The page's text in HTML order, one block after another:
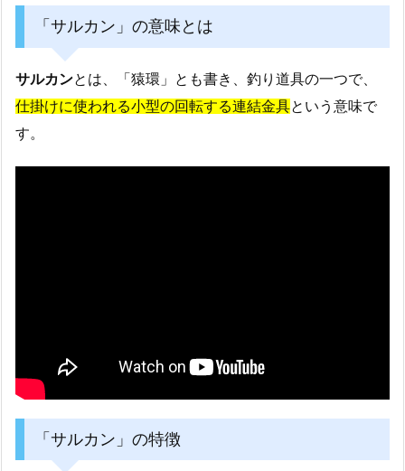
「サルカン」の意味とは
サルカンとは、「猿環」とも書き、釣り道具の一つで、
仕掛けに使われる小型の回転する連結金具という意味で
す。
「サルカン」の特徴